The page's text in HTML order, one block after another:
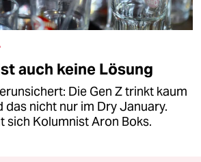
auch keine Lösung
Die Gen Z trinkt kaum
das nicht nur im Dry January.
sich Kolumnist Aron Boks.